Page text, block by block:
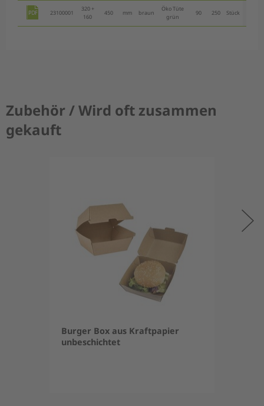
23100001
320 +
160
450 mm braun
Öko Tüte
grün
90 250 Stück
Zubehör / Wird oft zusammen
gekauft
Burger Box aus Kraftpapier
unbeschichtet